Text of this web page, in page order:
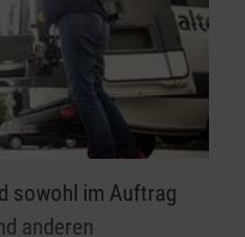
sowohl im Auftrag
anderen